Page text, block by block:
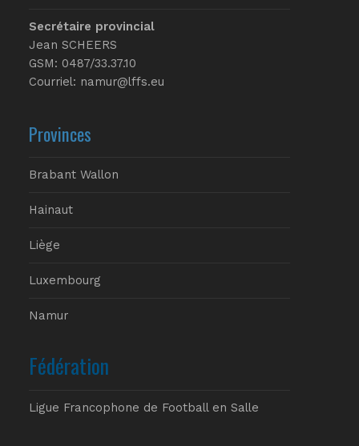
Secrétaire provincial
Jean SCHEERS
GSM: 0487/33.37.10
Courriel: namur@lffs.eu
Provinces
Brabant Wallon
Hainaut
Liège
Luxembourg
Namur
Fédération
Ligue Francophone de Football en Salle